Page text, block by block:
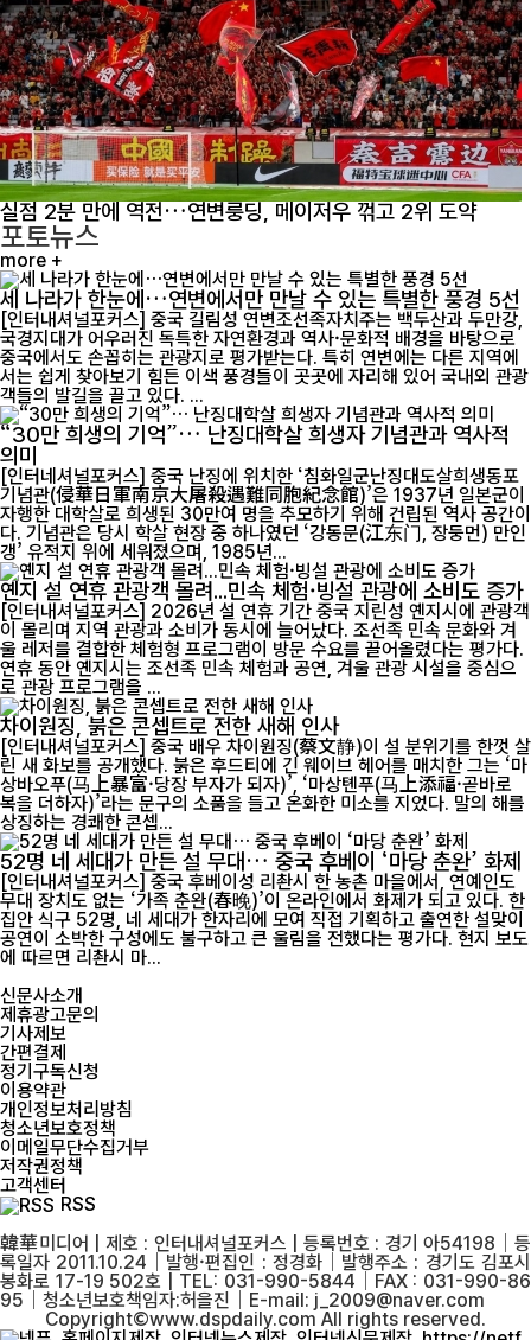
실점 2분 만에 역전…연변룽딩, 메이저우 꺾고 2위 도약
포토뉴스
more +
세 나라가 한눈에…연변에서만 만날 수 있는 특별한 풍경 5선
[인터내셔널포커스] 중국 길림성 연변조선족자치주는 백두산과 두만강,
국경지대가 어우러진 독특한 자연환경과 역사·문화적 배경을 바탕으로
중국에서도 손꼽히는 관광지로 평가받는다. 특히 연변에는 다른 지역에
서는 쉽게 찾아보기 힘든 이색 풍경들이 곳곳에 자리해 있어 국내외 관광
객들의 발길을 끌고 있다. ...
“30만 희생의 기억”… 난징대학살 희생자 기념관과 역사적
의미
[인터네셔널포커스] 중국 난징에 위치한 ‘침화일군난징대도살희생동포
기념관(侵華日軍南京大屠殺遇難同胞紀念館)’은 1937년 일본군이
자행한 대학살로 희생된 30만여 명을 추모하기 위해 건립된 역사 공간이
다. 기념관은 당시 학살 현장 중 하나였던 ‘강동문(江东门, 장둥먼) 만인
갱’ 유적지 위에 세워졌으며, 1985년...
옌지 설 연휴 관광객 몰려...민속 체험·빙설 관광에 소비도 증가
[인터내셔널포커스] 2026년 설 연휴 기간 중국 지린성 옌지시에 관광객
이 몰리며 지역 관광과 소비가 동시에 늘어났다. 조선족 민속 문화와 겨
울 레저를 결합한 체험형 프로그램이 방문 수요를 끌어올렸다는 평가다.
연휴 동안 옌지시는 조선족 민속 체험과 공연, 겨울 관광 시설을 중심으
로 관광 프로그램을 ...
차이원징, 붉은 콘셉트로 전한 새해 인사
[인터내셔널포커스] 중국 배우 차이원징(蔡文静)이 설 분위기를 한껏 살
린 새 화보를 공개했다. 붉은 후드티에 긴 웨이브 헤어를 매치한 그는 ‘마
상바오푸(马上暴富·당장 부자가 되자)’, ‘마상톈푸(马上添福·곧바로
복을 더하자)’라는 문구의 소품을 들고 온화한 미소를 지었다. 말의 해를
상징하는 경쾌한 콘셉...
52명 네 세대가 만든 설 무대… 중국 후베이 ‘마당 춘완’ 화제
[인터내셔널포커스] 중국 후베이성 리촨시 한 농촌 마을에서, 연예인도
무대 장치도 없는 ‘가족 춘완(春晚)’이 온라인에서 화제가 되고 있다. 한
집안 식구 52명, 네 세대가 한자리에 모여 직접 기획하고 출연한 설맞이
공연이 소박한 구성에도 불구하고 큰 울림을 전했다는 평가다. 현지 보도
에 따르면 리촨시 마...
신문사소개
제휴광고문의
기사제보
간편결제
정기구독신청
이용약관
개인정보처리방침
청소년보호정책
이메일무단수집거부
저작권정책
고객센터
RSS
韓華미디어 | 제호 : 인터내셔널포커스 | 등록번호 : 경기 아54198│등
록일자 2011.10.24│발행·편집인 : 정경화│발행주소 : 경기도 김포시
봉화로 17-19 502호 | TEL: 031-990-5844│FAX : 031-990-86
95│청소년보호책임자:허을진│E-mail: j_2009@naver.com
Copyright©www.dspdaily.com All rights reserved.